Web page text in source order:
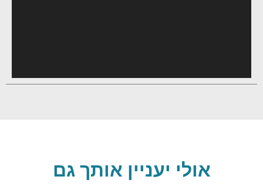
אולי יעניין אותך גם